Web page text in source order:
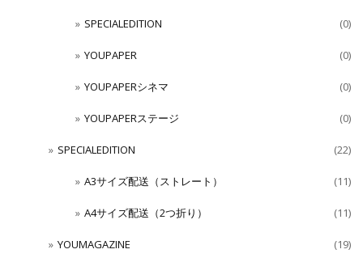
SPECIALEDITION (0)
YOUPAPER (0)
YOUPAPERシネマ (0)
YOUPAPERステージ (0)
SPECIALEDITION (22)
A3サイズ配送（ストレート） (11)
A4サイズ配送（2つ折り） (11)
YOUMAGAZINE (19)